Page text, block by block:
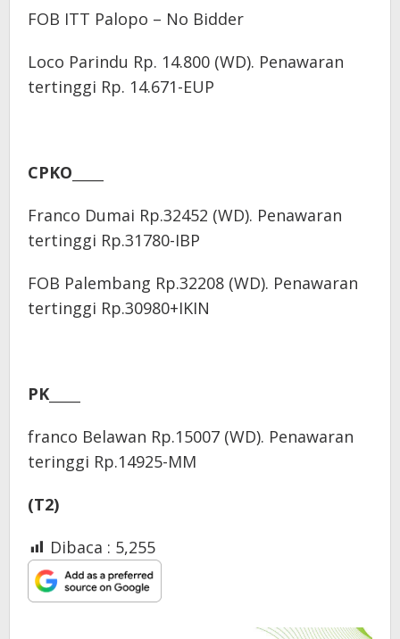
FOB ITT Palopo – No Bidder
Loco Parindu Rp. 14.800 (WD). Penawaran
tertinggi Rp. 14.671-EUP
CPKO_____
Franco Dumai Rp.32452 (WD). Penawaran
tertinggi Rp.31780-IBP
FOB Palembang Rp.32208 (WD). Penawaran
tertinggi Rp.30980+IKIN
PK_____
franco Belawan Rp.15007 (WD). Penawaran
teringgi Rp.14925-MM
(T2)
Dibaca : 5,255